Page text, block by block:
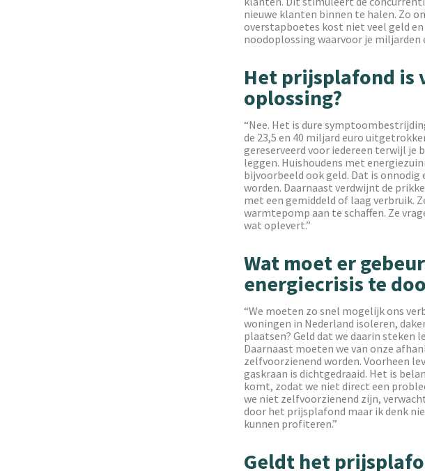
nieuwe klanten binnen te halen. Zo
overstapboetes kost niet veel geld
noodoplossing waarvoor je miljarden
Het prijsplafond is
oplossing?
“Nee. Het is dure
de 23,5 en 40 miljard euro
gereserveerd voor iedereen terwijl je
leggen. Huishoudens met
bijvoorbeeld ook geld. Dat is
worden. Daarnaast verdwijnt de
met een gemiddeld of laag verbruik.
warmtepomp aan te schaffen. Ze
wat oplevert.”
Wat moet er
energiecrisis te
“We moeten zo snel mogelijk ons
woningen in Nederland isoleren,
plaatsen? Geld dat we daarin steken
Daarnaast moeten we van onze
zelfvoorzienend worden. Voorheen
gaskraan is dichtgedraaid. Het is
komt, zodat we niet direct een
we niet zelfvoorzienend zijn,
door het prijsplafond maar ik denk
kunnen profiteren.”
Geldt het